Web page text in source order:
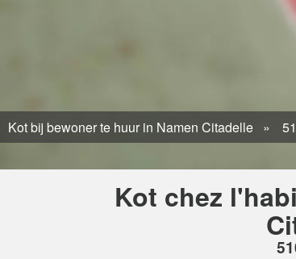
Kot bij bewoner te huur in Namen Citadelle
Kot chez